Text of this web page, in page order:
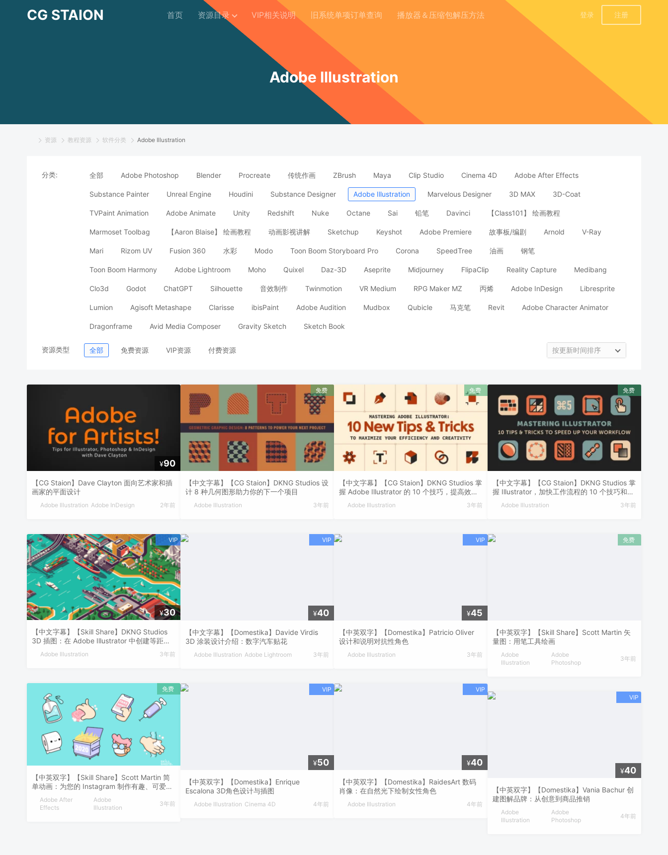
CG STAION 首页 资源目录 VIP相关说明 旧系统单项订单查询 播放器＆压缩包解压方法 登录 注册
Adobe Illustration
资源 教程资源 软件分类 Adobe Illustration
分类: 全部 Adobe Photoshop Blender Procreate 传统作画 ZBrush Maya Clip Studio Cinema 4D Adobe After Effects
Substance Painter Unreal Engine Houdini Substance Designer Adobe Illustration Marvelous Designer 3D MAX 3D-Coat
TVPaint Animation Adobe Animate Unity Redshift Nuke Octane Sai 铅笔 Davinci 【Class101】 绘画教程
Marmoset Toolbag 【Aaron Blaise】 绘画教程 动画影视讲解 Sketchup Keyshot Adobe Premiere 故事板/编剧 Arnold V-Ray
Mari Rizom UV Fusion 360 水彩 Modo Toon Boom Storyboard Pro Corona SpeedTree 油画 钢笔
Toon Boom Harmony Adobe Lightroom Moho Quixel Daz-3D Aseprite Midjourney FlipaClip Reality Capture Medibang
Clo3d Godot ChatGPT Silhouette 音效制作 Twinmotion VR Medium RPG Maker MZ 丙烯 Adobe InDesign Libresprite
Lumion Agisoft Metashape Clarisse ibisPaint Adobe Audition Mudbox Qubicle 马克笔 Revit Adobe Character Animator
Dragonframe Avid Media Composer Gravity Sketch Sketch Book
资源类型 全部 免费资源 VIP资源 付费资源 按更新时间排序
¥90
【CG Staion】Dave Clayton 面向艺术家和插
画家的平面设计
Adobe Illustration Adobe InDesign 2年前
¥30
【中文字幕】【Skill Share】DKNG Studios
3D 插图：在 Adobe Illustrator 中创建等距设
Adobe Illustration 3年前
【中英双字】【Skill Share】Scott Martin 简
单动画：为您的 Instagram 制作有趣、可爱的
Adobe After
Effects
Adobe
Illustration
3年前
【中文字幕】【CG Staion】DKNG Studios 设
计 8 种几何图形助力你的下一个项目
Adobe Illustration 3年前
¥40
【中文字幕】【Domestika】Davide Virdis
3D 涂装设计介绍：数字汽车贴花
Adobe Illustration Adobe Lightroom 3年前
¥50
【中英双字】【Domestika】Enrique
Escalona 3D角色设计与插图
Adobe Illustration Cinema 4D 4年前
【中文字幕】【CG Staion】DKNG Studios 掌
握 Adobe Illustrator 的 10 个技巧，提高效率
Adobe Illustration 3年前
¥45
【中英双字】【Domestika】Patricio Oliver
设计和说明对抗性角色
Adobe Illustration 3年前
¥40
【中英双字】【Domestika】RaidesArt 数码
肖像：在自然光下绘制女性角色
Adobe Illustration 4年前
【中文字幕】【CG Staion】DKNG Studios 掌
握 Illustrator，加快工作流程的 10 个技巧和窍
Adobe Illustration 3年前
【中英双字】【Skill Share】Scott Martin 矢
量图：用笔工具绘画
Adobe
Illustration
Adobe
Photoshop
3年前
¥40
【中英双字】【Domestika】Vania Bachur 创
建图解品牌：从创意到商品推销
Adobe
Illustration
Adobe
Photoshop
4年前